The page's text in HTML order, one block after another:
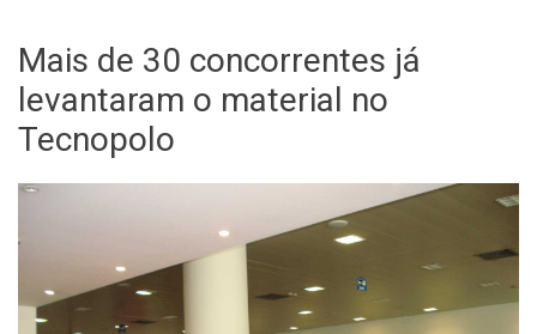
Mais de 30 concorrentes já
levantaram o material no
Tecnopolo